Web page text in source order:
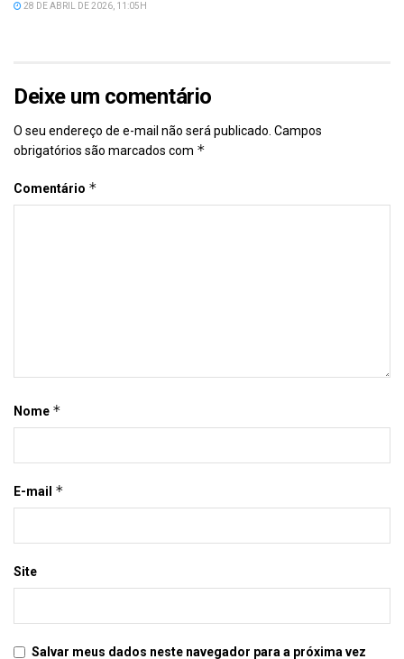
28 DE ABRIL DE 2026, 11:05H
Deixe um comentário
O seu endereço de e-mail não será publicado. Campos
obrigatórios são marcados com *
Comentário *
Nome *
E-mail *
Site
Salvar meus dados neste navegador para a próxima vez